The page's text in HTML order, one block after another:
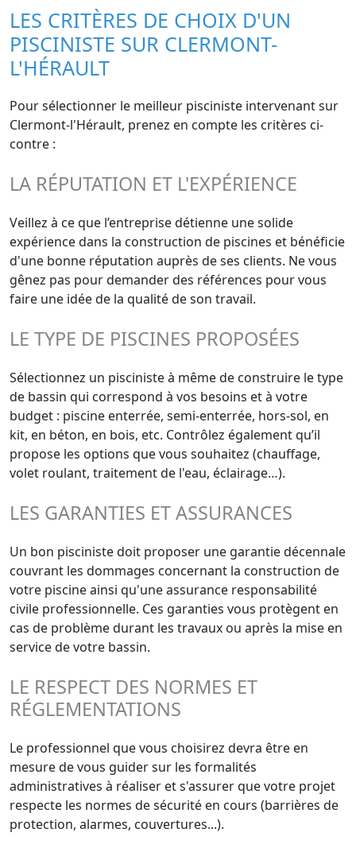
LES CRITÈRES DE CHOIX D'UN
PISCINISTE SUR CLERMONT-
L'HÉRAULT
Pour sélectionner le meilleur pisciniste intervenant sur
Clermont-l'Hérault, prenez en compte les critères ci-
contre :
LA RÉPUTATION ET L'EXPÉRIENCE
Veillez à ce que l’entreprise détienne une solide
expérience dans la construction de piscines et bénéficie
d'une bonne réputation auprès de ses clients. Ne vous
gênez pas pour demander des références pour vous
faire une idée de la qualité de son travail.
LE TYPE DE PISCINES PROPOSÉES
Sélectionnez un pisciniste à même de construire le type
de bassin qui correspond à vos besoins et à votre
budget : piscine enterrée, semi-enterrée, hors-sol, en
kit, en béton, en bois, etc. Contrôlez également qu’il
propose les options que vous souhaitez (chauffage,
volet roulant, traitement de l'eau, éclairage…).
LES GARANTIES ET ASSURANCES
Un bon pisciniste doit proposer une garantie décennale
couvrant les dommages concernant la construction de
votre piscine ainsi qu'une assurance responsabilité
civile professionnelle. Ces garanties vous protègent en
cas de problème durant les travaux ou après la mise en
service de votre bassin.
LE RESPECT DES NORMES ET
RÉGLEMENTATIONS
Le professionnel que vous choisirez devra être en
mesure de vous guider sur les formalités
administratives à réaliser et s'assurer que votre projet
respecte les normes de sécurité en cours (barrières de
protection, alarmes, couvertures...).